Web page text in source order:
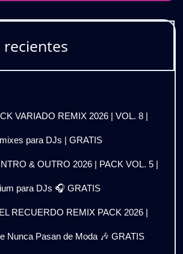
VARIADO REMIX 2026 | VOL. 8 |
para DJs | GRATIS
& OUTRO 2026 | PACK VOL. 5 |
para DJs 🎧 GRATIS
RECUERDO REMIX PACK 2026 |
Nunca Pasan de Moda 🎶 GRATIS